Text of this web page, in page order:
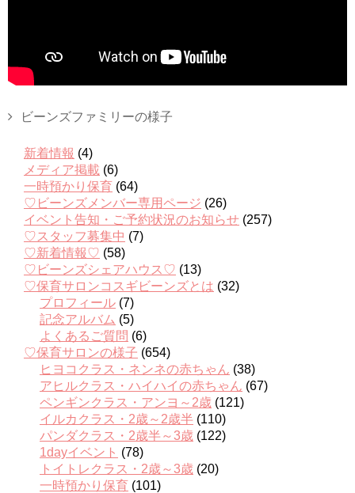
ビーンズファミリーの様子
新着情報 (4)
メディア掲載 (6)
一時預かり保育 (64)
♡ビーンズメンバー専用ページ (26)
イベント告知・ご予約状況のお知らせ (257)
♡スタッフ募集中 (7)
♡新着情報♡ (58)
♡ビーンズシェアハウス♡ (13)
♡保育サロンコスギビーンズとは (32)
プロフィール (7)
記念アルバム (5)
よくあるご質問 (6)
♡保育サロンの様子 (654)
ヒヨコクラス・ネンネの赤ちゃん (38)
アヒルクラス・ハイハイの赤ちゃん (67)
ペンギンクラス・アンヨ～2歳 (121)
イルカクラス・2歳～2歳半 (110)
パンダクラス・2歳半～3歳 (122)
1dayイベント (78)
トイトレクラス・2歳～3歳 (20)
一時預かり保育 (101)